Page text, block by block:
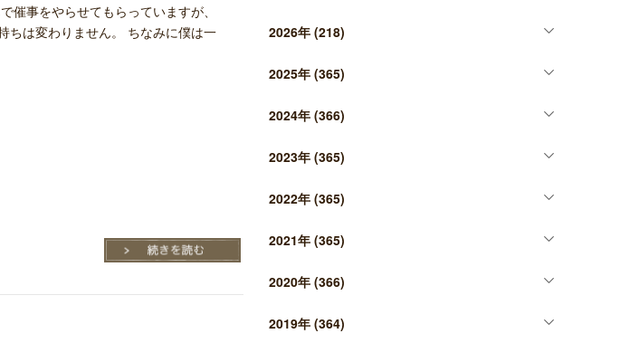
催事をやらせてもらっていますが、
ちは変わりません。 ちなみに僕は一
2026年(218)
2025年(365)
2024年(366)
2023年(365)
2022年(365)
2021年(365)
2020年(366)
2019年(364)